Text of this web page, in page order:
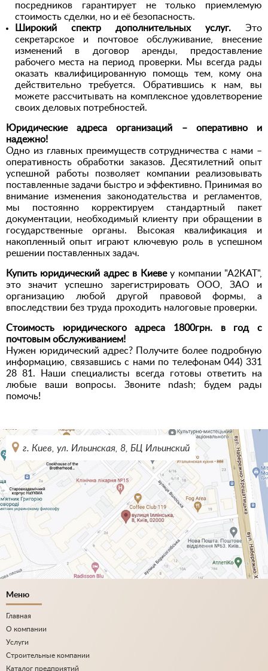
посредников гарантирует не только приемлемую
стоимость сделки, но и её безопасность.
Широкий спектр дополнительных услуг. Это
секретарское и почтовое обслуживание, внесение
изменений в договор аренды, предоставление
рабочего места на период проверки. Мы всегда рады
оказать квалифицированную помощь тем, кому она
действительно требуется. Обратившись к нам, вы
можете рассчитывать на комплексное удовлетворение
своих деловых потребностей.
Юридические адреса организаций – оперативно и
надежно!
Одно из главных преимуществ сотрудничества с нами –
оперативность обработки заказов. Десятилетний опыт
успешной работы позволяет компании реализовывать
поставленные задачи быстро и эффективно. Принимая во
внимание изменения законодательства и регламентов,
мы постоянно корректируем стандартный пакет
документации, необходимый клиенту при обращении в
государственные органы. Высокая квалификация и
накопленный опыт играют ключевую роль в успешном
решении поставленных задач.
Купить юридический адрес в Киевеу компании "А2КАТ",
это значит успешно зарегистрировать ООО, ЗАО и
организацию любой другой правовой формы, а
впоследствии без труда проходить налоговые проверки.
Стоимость юридического адреса 1800грн. в год с
почтовым обслуживанием!
Нужен юридический адрес? Получите более подробную
информацию, связавшись с нами по телефонам 044) 331
28 81. Наши специалисты всегда готовы ответить на
любые ваши вопросы. Звоните ndash; будем рады
помочь!
г. Киев, ул. Ильинская, 8, БЦ Ильинский
Меню
Главная
О компании
Услуги
Строительные компании
Каталог предприятий